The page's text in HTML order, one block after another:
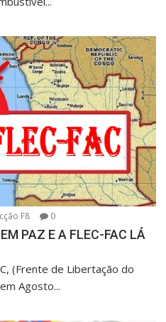
F8 0
PAZ E A FLEC-FAC LÁ
(Frente de Libertação do
Agosto...